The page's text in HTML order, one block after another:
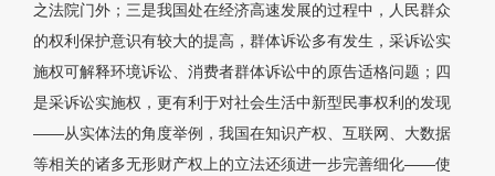
之法院门外；三是我国处在经济高速发展的过程中，人民群众
的权利保护意识有较大的提高，群体诉讼多有发生，采诉讼实
施权可解释环境诉讼、消费者群体诉讼中的原告适格问题；四
是采诉讼实施权，更有利于对社会生活中新型民事权利的发现
——从实体法的角度举例，我国在知识产权、互联网、大数据
等相关的诸多无形财产权上的立法还须进一步完善细化——使